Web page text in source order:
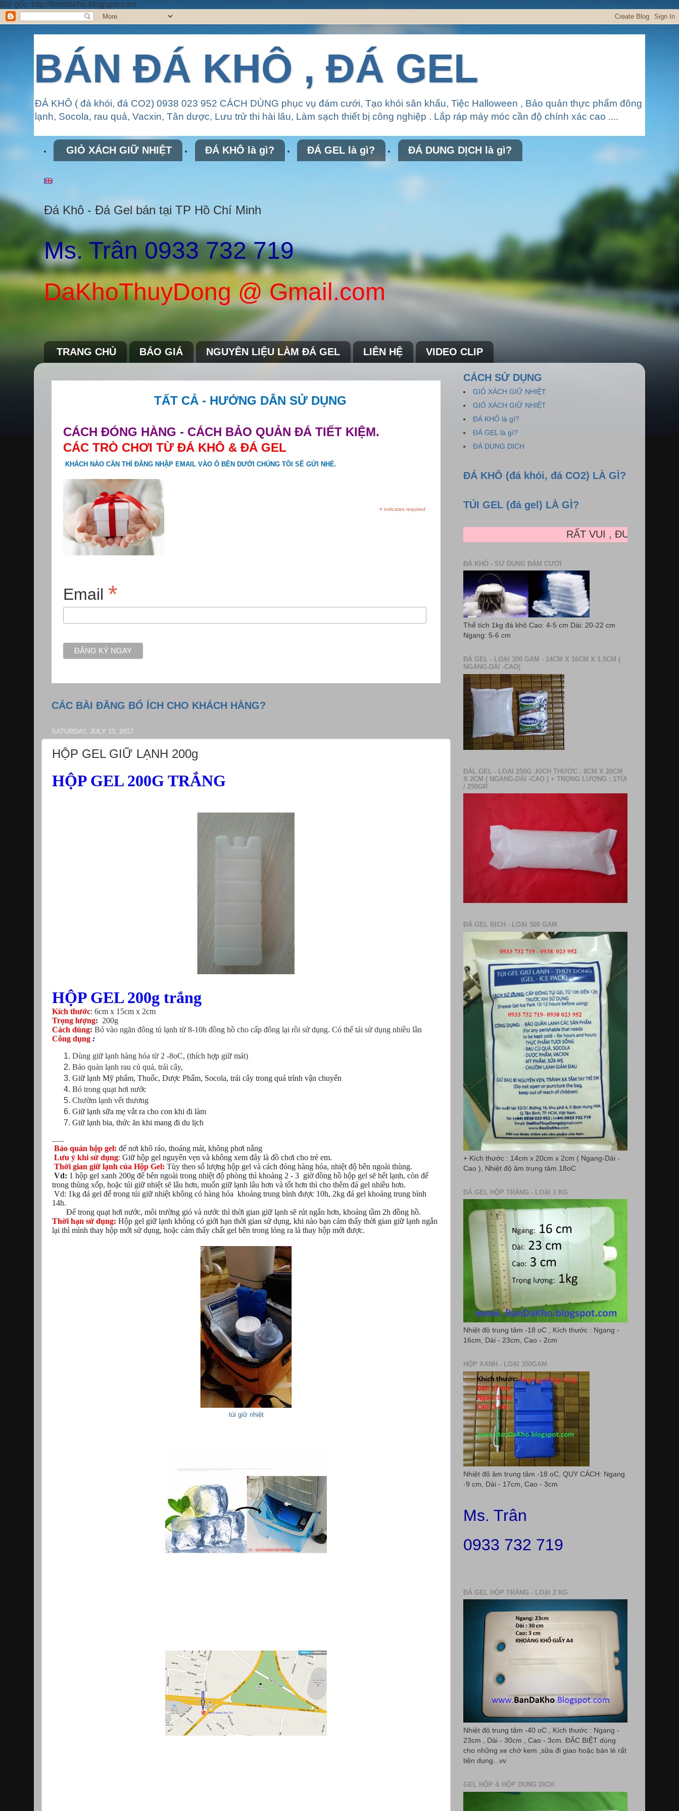
Bài gốc: http://bandakho.blogspot.com
BÁN ĐÁ KHÔ , ĐÁ GEL
ĐÁ KHÔ ( đá khói, đá CO2) 0938 023 952 CÁCH DÙNG phục vụ đám cưới, Tạo khói sân khấu, Tiệc Halloween , Bảo quản thực phẩm đông
lạnh, Socola, rau quả, Vacxin, Tân dược, Lưu trử thi hài lâu, Làm sạch thiết bị công nghiệp . Lắp ráp máy móc cần độ chính xác cao ....
GIỎ XÁCH GIỮ NHIỆT ĐÁ KHÔ là gì? ĐÁ GEL là gì? ĐÁ DUNG DỊCH là gì?
Đá Khô - Đá Gel bán tại TP Hồ Chí Minh
Ms. Trân 0933 732 719
DaKhoThuyDong @ Gmail.com
TRANG CHỦ BÁO GIÁ NGUYÊN LIỆU LÀM ĐÁ GEL LIÊN HỆ VIDEO CLIP
TẤT CẢ - HƯỚNG DẪN SỬ DỤNG
CÁCH ĐÓNG HÀNG - CÁCH BẢO QUẢN ĐÁ TIẾT KIỆM.
CÁC TRÒ CHƠI TỪ ĐÁ KHÔ & ĐÁ GEL
KHÁCH NÀO CẦN THÌ ĐĂNG NHẬP EMAIL VÀO Ô BÊN DƯỚI CHÚNG TÔI SẼ GỬI NHÉ.
* indicates required
Email *
CÁC BÀI ĐĂNG BỔ ÍCH CHO KHÁCH HÀNG?
SATURDAY, JULY 15, 2017
HỘP GEL GIỮ LẠNH 200g
HỘP GEL 200G TRẮNG
HỘP GEL 200g trắng
Kích thước: 6cm x 15cm x 2cm
Trọng lượng: 200g
Cách dùng: Bỏ vào ngăn đông tủ lạnh từ 8-10h đồng hồ cho cấp đông lại rồi sử dụng. Có thể tái sử dụng nhiều lần
Công dụng :
Dùng giữ lạnh hàng hóa từ 2 -8oC, (thích hợp giữ mát)
Bảo quản lạnh rau củ quả, trái cây,
Giữ lạnh Mỹ phẩm, Thuốc, Dược Phẩm, Socola, trái cây trong quá trình vận chuyển
Bỏ trong quạt hơi nước
Chườm lạnh vết thương
Giữ lạnh sữa mẹ vắt ra cho con khi đi làm
Giữ lạnh bia, thức ăn khi mang đi du lịch
......
Bảo quản hộp gel: để nơi khô ráo, thoáng mát, không phơi nắng
Lưu ý khi sử dụng: Giữ hộp gel nguyên vẹn và không xem đây là đồ chơi cho trẻ em.
Thời gian giữ lạnh của Hộp Gel: Tùy theo số lượng hộp gel và cách đóng hàng hóa, nhiệt độ bên ngoài thùng.
Vd: 1 hộp gel xanh 200g để bên ngoài trong nhiệt độ phòng thì khoảng 2 - 3 giờ đồng hồ hộp gel sẽ hết lạnh, còn để
trong thùng xốp, hoặc túi giữ nhiệt sẽ lâu hơn, muốn giữ lạnh lâu hơn và tốt hơn thì cho thêm đá gel nhiều hơn.
Vd: 1kg đá gel để trong túi giữ nhiệt không có hàng hóa khoảng trung bình được 10h, 2kg đá gel khoảng trung bình
14h.
Để trong quạt hơi nước, môi trường gió và nước thì thời gian giữ lạnh sẽ rút ngắn hơn, khoảng tầm 2h đồng hồ.
Thời hạn sử dụng: Hộp gel giữ lạnh không có giới hạn thời gian sử dụng, khi nào bạn cảm thấy thời gian giữ lạnh ngắn
lại thì mình thay hộp mới sử dụng, hoặc cảm thấy chất gel bên trong lỏng ra là thay hộp mới được.
túi giữ nhiệt
CÁCH SỬ DỤNG
GIỎ XÁCH GIỮ NHIỆT
GIỎ XÁCH GIỮ NHIỆT
ĐÁ KHÔ là gì?
ĐÁ GEL là gì?
ĐÁ DUNG DỊCH
ĐÁ KHÔ (đá khói, đá CO2) LÀ GÌ?
TÚI GEL (đá gel) LÀ GÌ?
RẤT VUI , ĐƯỢC LÀM
ĐÁ KHÔ - SỬ DỤNG ĐÁM CƯỚI
Thể tích 1kg đá khô Cao: 4-5 cm Dài: 20-22 cm
Ngang: 5-6 cm
ĐÁ GEL - LOẠI 300 GAM - 14CM X 16CM X 1.5CM (
NGANG-DÀI -CAO)
ĐÁL GEL - LOẠI 250G ,KÍCH THƯỚC : 8CM X 20CM
X 2CM ( NGANG-DÀI -CAO ) + TRỌNG LƯỢNG : 1TÚI
/ 250GR
ĐÁ GEL BỊCH - LOẠI 500 GAM
+ Kích thước : 14cm x 20cm x 2cm ( Ngang-Dài -
Cao ), Nhiệt độ âm trung tâm 18oC
ĐÁ GEL HỘP TRẮNG - LOẠI 1 KG
Nhiệt độ trung tâm -18 oC , Kích thước : Ngang -
16cm, Dài - 23cm, Cao - 2cm
HỘP XANH - LOẠI 350GAM
Nhiệt độ âm trung tâm -18 oC, QUY CÁCH: Ngang
-9 cm, Dài - 17cm, Cao - 3cm
Ms. Trân
0933 732 719
ĐÁ GEL HỘP TRẮNG - LOẠI 2 KG
Nhiệt độ trung tâm -40 oC , Kích thước : Ngang -
23cm , Dài - 30cm , Cao - 3cm. ĐẶC BIỆT dùng
cho những xe chở kem ,sữa đi giao hoặc bán lẻ rất
tiện dụng...vv
GEL HỘP & HỘP DUNG DỊCH